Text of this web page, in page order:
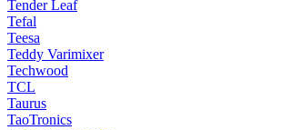
Tender Leaf
Tefal
Teesa
Teddy Varimixer
Techwood
TCL
Taurus
TaoTronics